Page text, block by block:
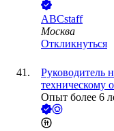
ABCstaff
Москва
Откликнуться
Руководитель
техническому
Опыт более 6